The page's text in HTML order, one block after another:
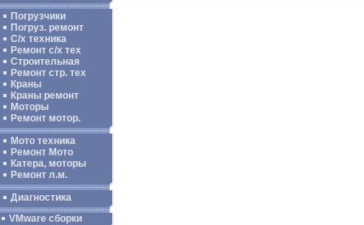
Погрузчики
Погруз. ремонт
С/х техника
Ремонт с/х тех
Строительная
Ремонт стр. тех
Краны
Краны ремонт
Моторы
Ремонт мотор.
Мото техника
Ремонт Мото
Катера, моторы
Ремонт л.м.
Диагностика
VMware сборки